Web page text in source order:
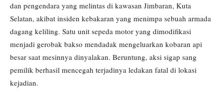
dan pengendara yang melintas di kawasan Jimbaran, Kuta
Selatan, akibat insiden kebakaran yang menimpa sebuah armada
dagang keliling. Satu unit sepeda motor yang dimodifikasi
menjadi gerobak bakso mendadak mengeluarkan kobaran api
besar saat mesinnya dinyalakan. Beruntung, aksi sigap sang
pemilik berhasil mencegah terjadinya ledakan fatal di lokasi
kejadian.